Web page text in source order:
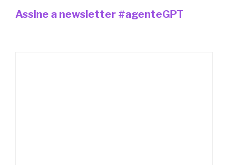
Assine a newsletter #agenteGPT